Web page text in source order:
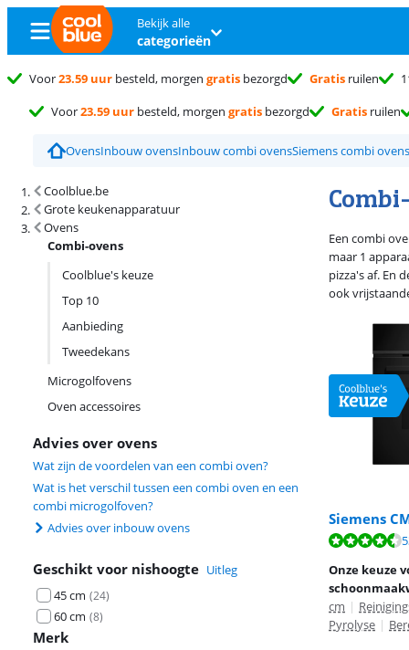
Bekijk alle
categorieën
Voor23.59 uur besteld, morgen gratis bezorgd Gratis ruilen
Voor23.59 uur besteld, morgen gratis bezorgd Gratis ruilen
OvensInbouw ovensInbouw combi ovensSiemens combi ovens
Coolblue.be
Grote keukenapparatuur
Ovens
Combi-ovens
Coolblue's keuze
Top 10
Aanbieding
Tweedekans
Microgolfovens
Oven accessoires
Advies over ovens
Wat zijn de voordelen van een combi oven?
Wat is het verschil tussen een combi oven en een
combi microgolfoven?
Advies over inbouw ovens
Geschikt voor nishoogte Uitleg
45 cm (24)
60 cm (8)
Merk
Zoekresultaten en sortering
Een combi
maar 1
pizza's af. En
ook
Siemens
Beoordeling is
Onze keuze
cm |
Pyrolyse |